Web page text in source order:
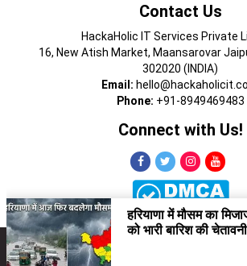
Contact Us
HackaHolic IT Services Private
16, New Atish Market, Maansarovar
302020 (INDIA)
Email:
Phone: +91-8949469483
Connect with Us!
Copyright © 2024 HackaHolic IT Services